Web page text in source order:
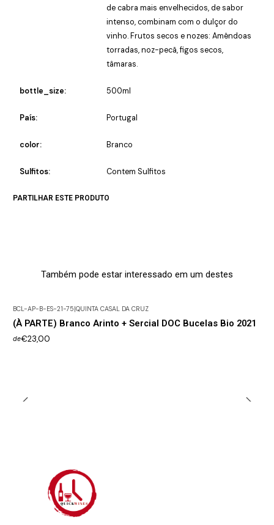
de cabra mais envelhecidos, de sabor
intenso, combinam com o dulçor do
vinho. Frutos secos e nozes: Amêndoas
torradas, noz-pecã, figos secos,
tâmaras.
bottle_size: 500ml
País: Portugal
color: Branco
Sulfitos: Contem Sulfitos
PARTILHAR ESTE PRODUTO
Também pode estar interessado em um destes
BCL-AP-B-ES-21-75|QUINTA CASAL DA CRUZ
(À PARTE) Branco Arinto + Sercial DOC Bucelas Bio 2021
de€23,00